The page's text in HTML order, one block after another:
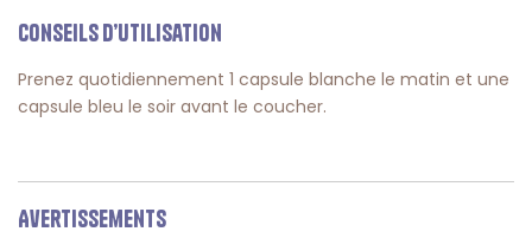
Conseils d’utilisation
Prenez quotidiennement 1 capsule blanche le matin et une
capsule bleu le soir avant le coucher.
Avertissements